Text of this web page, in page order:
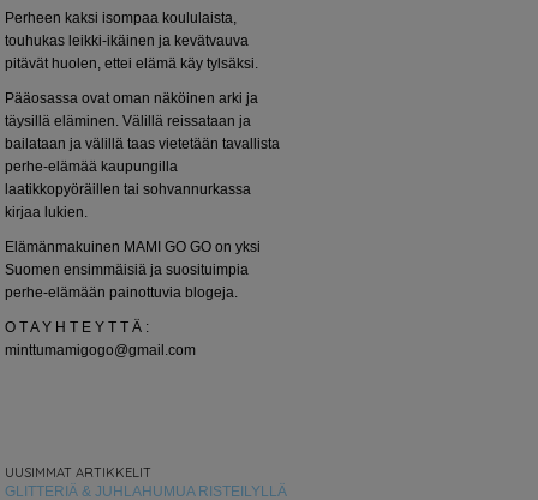
Perheen kaksi isompaa koululaista,
touhukas leikki-ikäinen ja kevätvauva
pitävät huolen, ettei elämä käy tylsäksi.
Pääosassa ovat oman näköinen arki ja
täysillä eläminen. Välillä reissataan ja
bailataan ja välillä taas vietetään tavallista
perhe-elämää kaupungilla
laatikkopyöräillen tai sohvannurkassa
kirjaa lukien.
Elämänmakuinen MAMI GO GO on yksi
Suomen ensimmäisiä ja suosituimpia
perhe-elämään painottuvia blogeja.
O T A Y H T E Y T T Ä :
minttumamigogo@gmail.com
UUSIMMAT ARTIKKELIT
GLITTERIÄ & JUHLAHUMUA RISTEILYLLÄ